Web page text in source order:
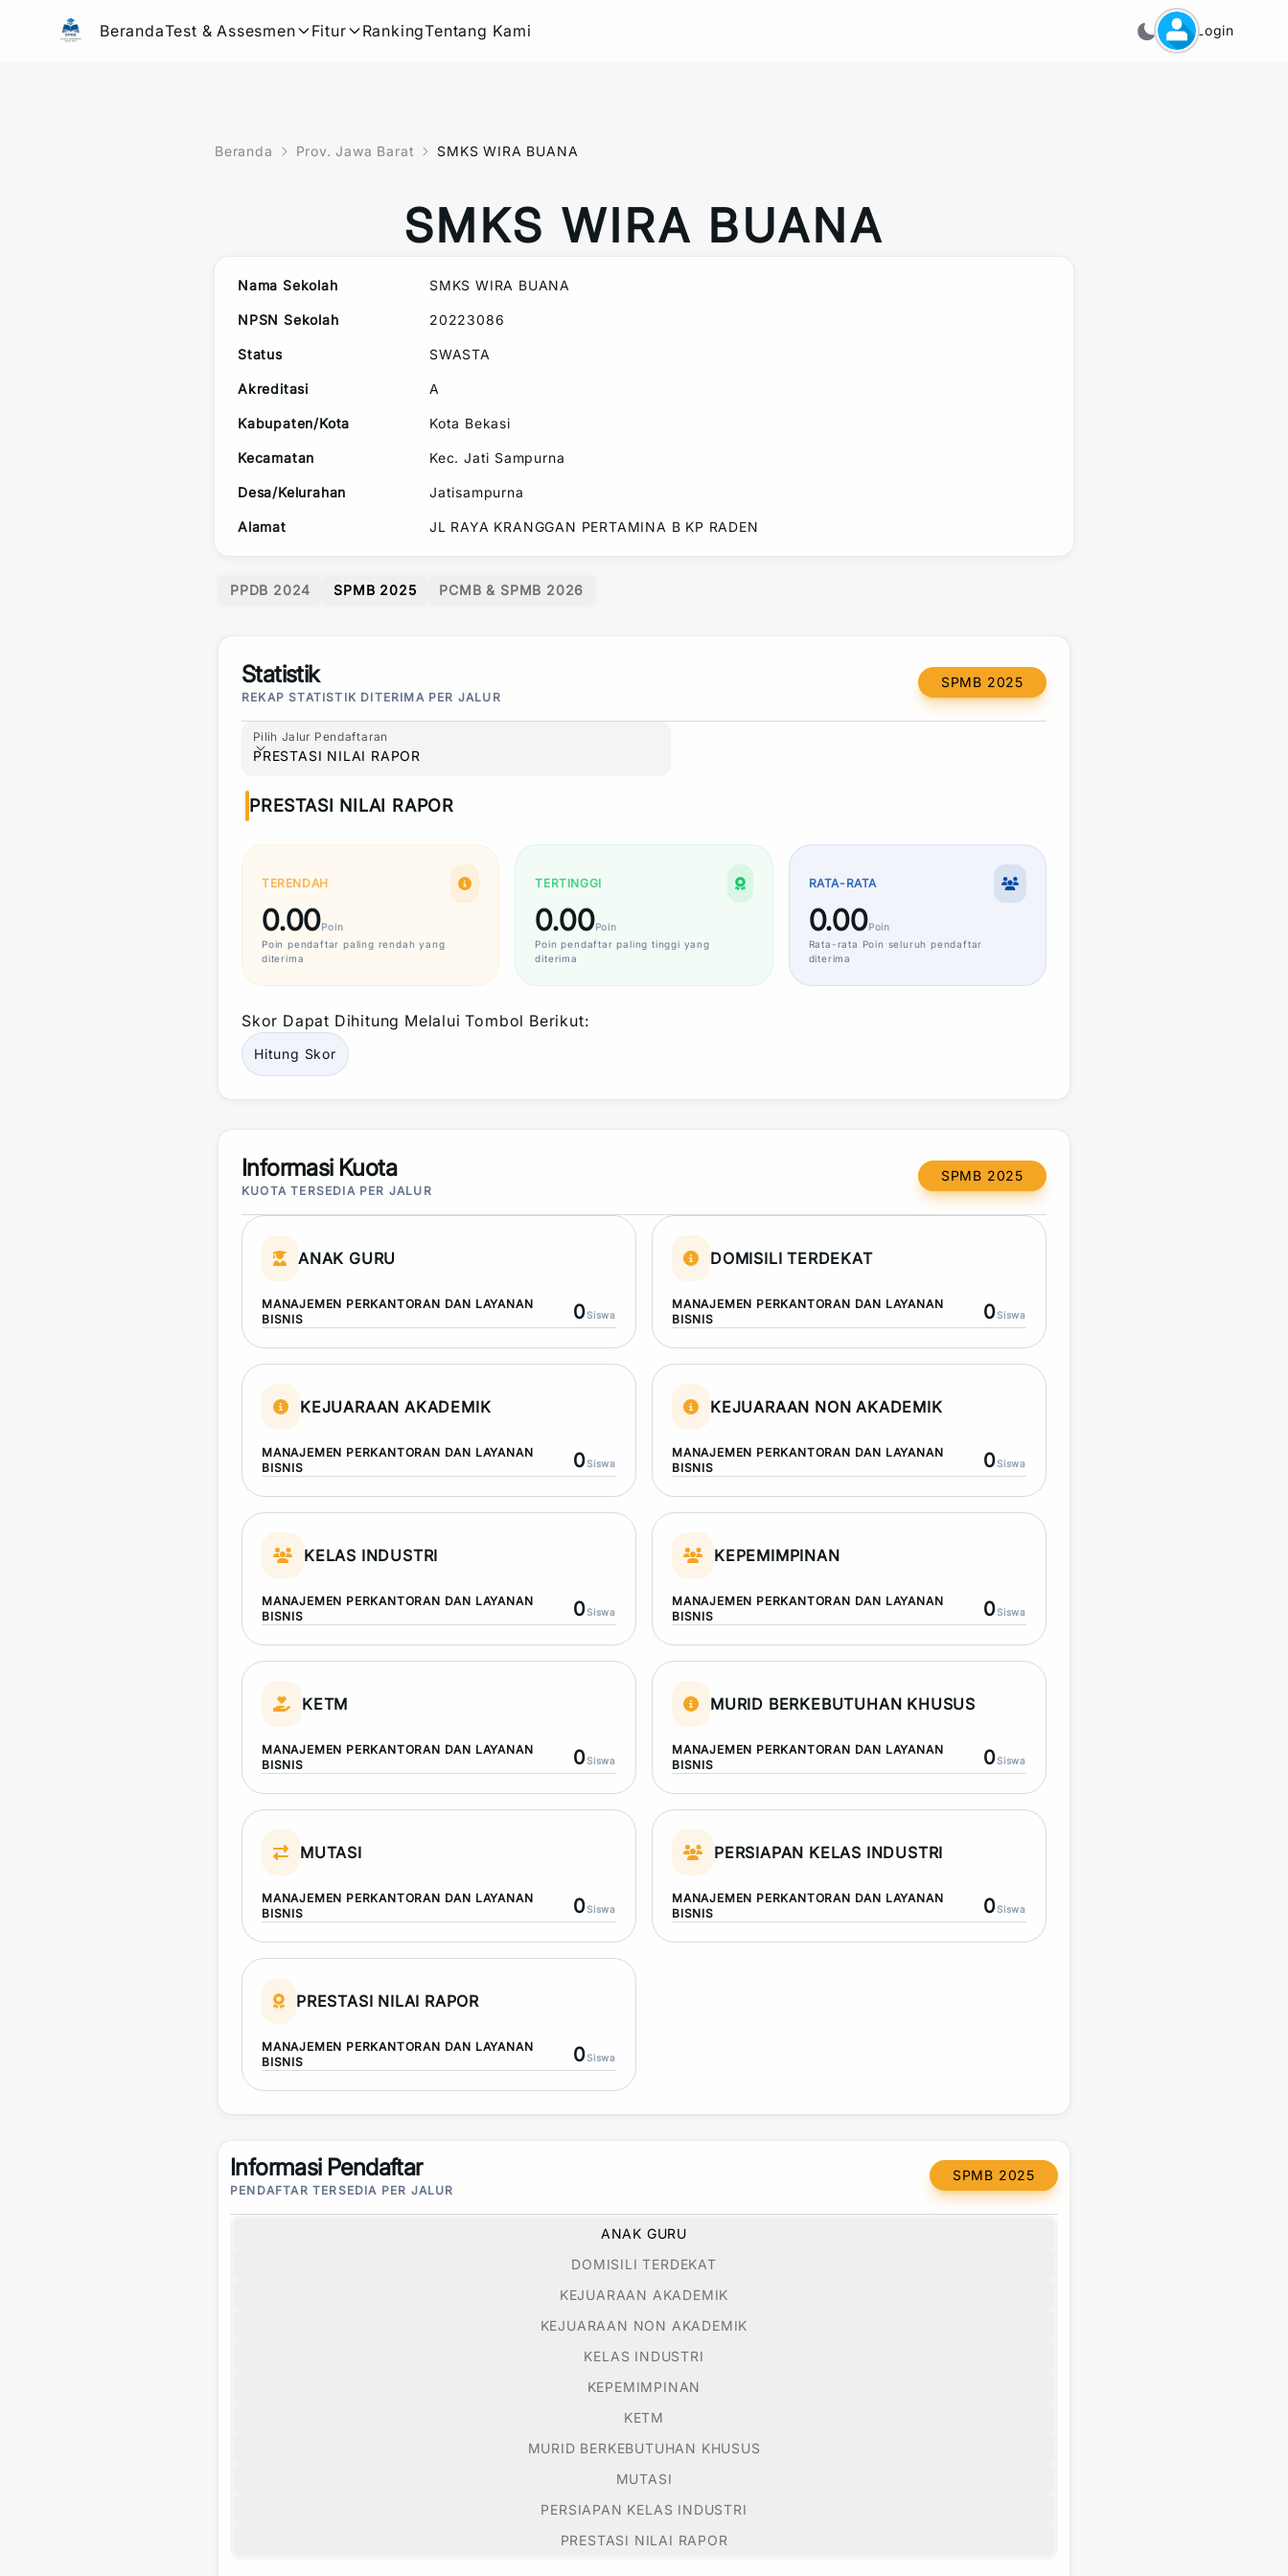
BerandaTest & Assesmen Fitur RankingTentang Kami Login
Beranda Prov. Jawa Barat SMKS WIRA BUANA
SMKS WIRA BUANA
Nama Sekolah SMKS WIRA BUANA
NPSN Sekolah 20223086
Status SWASTA
Akreditasi A
Kabupaten/Kota Kota Bekasi
Kecamatan Kec. Jati Sampurna
Desa/Kelurahan Jatisampurna
Alamat JL RAYA KRANGGAN PERTAMINA B KP RADEN
PPDB 2024 SPMB 2025 PCMB & SPMB 2026
Statistik
REKAP STATISTIK DITERIMA PER JALUR
SPMB 2025
Pilih Jalur Pendaftaran
Pilih Jalur Pendaftaran
PRESTASI NILAI RAPOR
PRESTASI NILAI RAPOR
TERENDAH
0.00Poin
Poin pendaftar paling rendah yang
diterima
TERTINGGI
0.00Poin
Poin pendaftar paling tinggi yang
diterima
RATA-RATA
0.00Poin
Rata-rata Poin seluruh pendaftar
diterima
Skor Dapat Dihitung Melalui Tombol Berikut:
Hitung Skor
Informasi Kuota
KUOTA TERSEDIA PER JALUR
SPMB 2025
ANAK GURU
MANAJEMEN PERKANTORAN DAN LAYANAN
BISNIS
0Siswa
DOMISILI TERDEKAT
MANAJEMEN PERKANTORAN DAN LAYANAN
BISNIS
0Siswa
KEJUARAAN AKADEMIK
MANAJEMEN PERKANTORAN DAN LAYANAN
BISNIS
0Siswa
KEJUARAAN NON AKADEMIK
MANAJEMEN PERKANTORAN DAN LAYANAN
BISNIS
0Siswa
KELAS INDUSTRI
MANAJEMEN PERKANTORAN DAN LAYANAN
BISNIS
0Siswa
KEPEMIMPINAN
MANAJEMEN PERKANTORAN DAN LAYANAN
BISNIS
0Siswa
KETM
MANAJEMEN PERKANTORAN DAN LAYANAN
BISNIS
0Siswa
MURID BERKEBUTUHAN KHUSUS
MANAJEMEN PERKANTORAN DAN LAYANAN
BISNIS
0Siswa
MUTASI
MANAJEMEN PERKANTORAN DAN LAYANAN
BISNIS
0Siswa
PERSIAPAN KELAS INDUSTRI
MANAJEMEN PERKANTORAN DAN LAYANAN
BISNIS
0Siswa
PRESTASI NILAI RAPOR
MANAJEMEN PERKANTORAN DAN LAYANAN
BISNIS
0Siswa
Informasi Pendaftar
PENDAFTAR TERSEDIA PER JALUR
SPMB 2025
ANAK GURU
DOMISILI TERDEKAT
KEJUARAAN AKADEMIK
KEJUARAAN NON AKADEMIK
KELAS INDUSTRI
KEPEMIMPINAN
KETM
MURID BERKEBUTUHAN KHUSUS
MUTASI
PERSIAPAN KELAS INDUSTRI
PRESTASI NILAI RAPOR